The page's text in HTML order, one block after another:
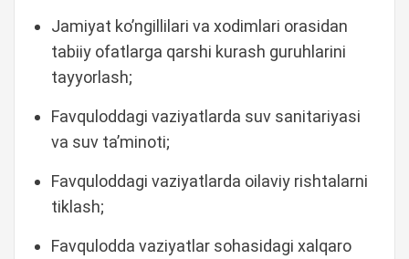
Jamiyat ko’ngillilari va xodimlari orasidan
tabiiy ofatlarga qarshi kurash guruhlarini
tayyorlash;
Favquloddagi vaziyatlarda suv sanitariyasi
va suv ta’minoti;
Favquloddagi vaziyatlarda oilaviy rishtalarni
tiklash;
Favqulodda vaziyatlar sohasidagi xalqaro